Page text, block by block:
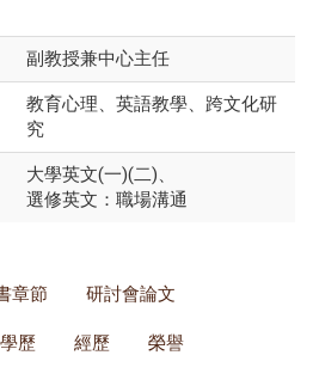
副教授兼中心主任
教育心理、英語教學、跨文化研
究
大學英文(一)(二)、
選修英文：職場溝通
章節 研討會論文
學歷 經歷 榮譽